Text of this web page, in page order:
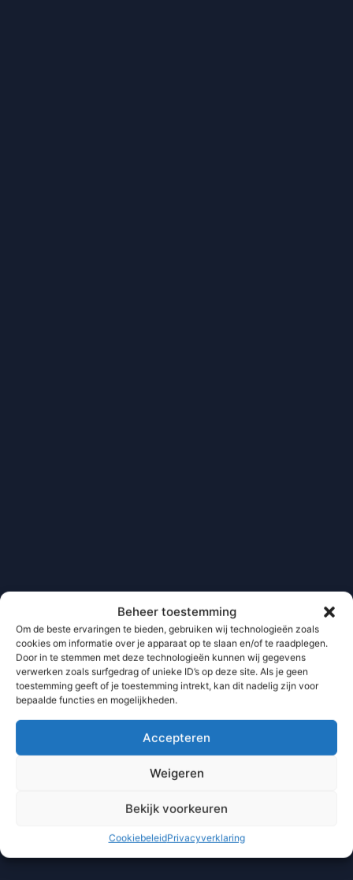
Beheer toestemming
Om de beste ervaringen te bieden, gebruiken wij technologieën zoals
cookies om informatie over je apparaat op te slaan en/of te raadplegen.
Door in te stemmen met deze technologieën kunnen wij gegevens
verwerken zoals surfgedrag of unieke ID’s op deze site. Als je geen
toestemming geeft of je toestemming intrekt, kan dit nadelig zijn voor
bepaalde functies en mogelijkheden.
Accepteren
Weigeren
Bekijk voorkeuren
CookiebeleidPrivacyverklaring